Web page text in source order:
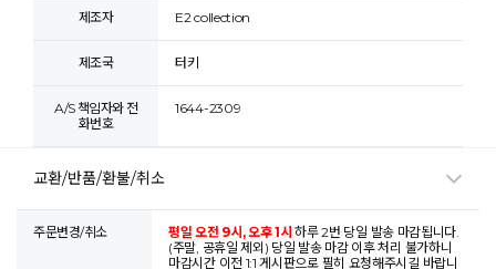
제조자 E2 collection
제조국 터키
A/S 책임자와 전
화번호
1644-2309
교환/반품/환불/취소
주문변경/취소 평일 오전 9시, 오후 1시하루 2번 당일 발송 마감됩니다.
(주말, 공휴일 제외) 당일 발송 마감 이후 처리 불가하니
마감시간 이전 1:1 게시판으로 필히 요청해주시길 바랍니